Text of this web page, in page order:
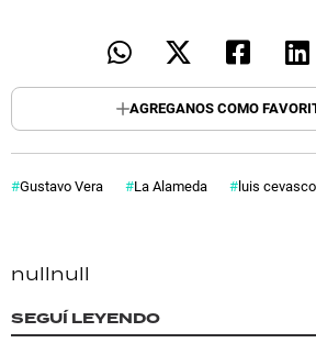
AGREGANOS COMO
Gustavo Vera La Alameda luis cevasco
nullnull
SEGUÍ LEYENDO